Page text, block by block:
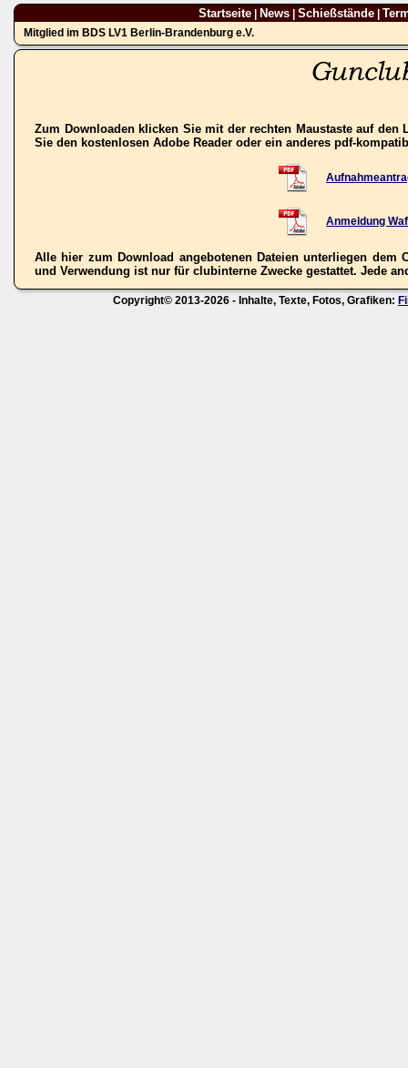
Startseite| News| Schießstände|
Mitglied im BDS LV1 Berlin-Brandenburg e.V.
Zum Downloaden klicken Sie mit der rechten Maustaste auf
Sie den kostenlosen Adobe Reader oder ein anderes pdf-
Anmeldung
Alle hier zum Download angebotenen Dateien unterliegen
und Verwendung ist nur für clubinterne Zwecke gestattet. Jede
Copyright© 2013-2026 - Inhalte, Texte, Fotos, Grafiken: